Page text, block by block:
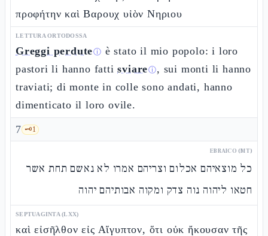
προφήτην καὶ Βαρουχ υἱὸν Νηριου
LETTURA ORTODOSSA
Greggi perduteⓘ è stato il mio popolo: i loro
pastori li hanno fattisviareⓘ, sui monti li hanno
traviati; di monte in colle sono andati, hanno
dimenticato il loro ovile.
7 🗝️1
EBRAICO (MT)
כל מוצאיהם אכלום וצריהם אמרו לא נאשם תחת אשר
חטאו ליהוה נוה צדק ומקוה אבותיהם יהוה
SEPTUAGINTA (LXX)
καὶ εἰσῆλθον εἰς Αἴγυπτον, ὅτι οὐκ ἤκουσαν τῆς